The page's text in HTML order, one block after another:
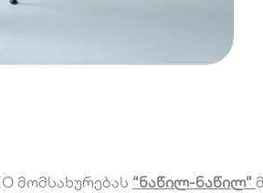
მომსახურებას “ნაწილ-ნაწილ”